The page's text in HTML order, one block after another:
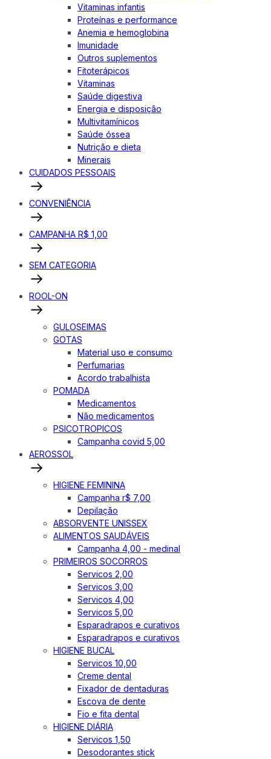
Vitaminas infantis
Proteínas e performance
Anemia e hemoglobina
Imunidade
Outros suplementos
Fitoterápicos
Vitaminas
Saúde digestiva
Energia e disposição
Multivitamínicos
Saúde óssea
Nutrição e dieta
Minerais
CUIDADOS PESSOAIS
CONVENIÊNCIA
CAMPANHA R$ 1,00
SEM CATEGORIA
ROOL-ON
GULOSEIMAS
GOTAS
Material uso e consumo
Perfumarias
Acordo trabalhista
POMADA
Medicamentos
Não medicamentos
PSICOTROPICOS
Campanha covid 5,00
AEROSSOL
HIGIENE FEMININA
Campanha r$ 7,00
Depilação
ABSORVENTE UNISSEX
ALIMENTOS SAUDÁVEIS
Campanha 4,00 - medinal
PRIMEIROS SOCORROS
Servicos 2,00
Servicos 3,00
Servicos 4,00
Servicos 5,00
Esparadrapos e curativos
Esparadrapos e curativos
HIGIENE BUCAL
Servicos 10,00
Creme dental
Fixador de dentaduras
Escova de dente
Fio e fita dental
HIGIENE DIÁRIA
Servicos 1,50
Desodorantes stick